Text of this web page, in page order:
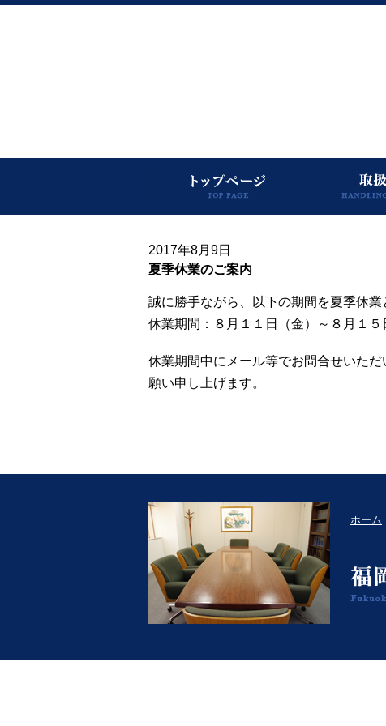
2017年8月9日
夏季休業のご案内
誠に勝手ながら、以下の期間を夏季休業
休業期間：８月１１日（金）～８月１５
休業期間中にメール等でお問合せいた
願い申し上げます。
ホーム